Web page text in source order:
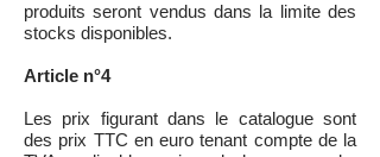
produits seront vendus dans la limite des
stocks disponibles.
Article n°4
Les prix figurant dans le catalogue sont
des prix TTC en euro tenant compte de la